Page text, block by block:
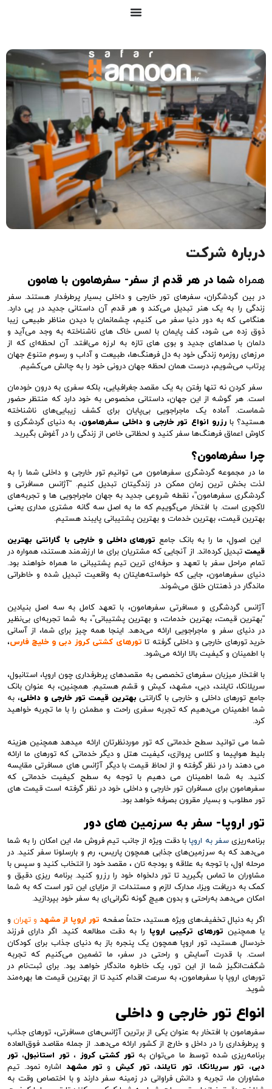
درباره شرکت
همراه شما در هر قدم از سفر- سفرهامون با هامون
در بین گردشگران، سفرهای تور خارجی و داخلی بسیار پرطرفدار هستند. سفر
زندگی را به یک هنر تبدیل می‌کند و هر قدم آن داستانی جدید در پی دارد.
هنگامی که به دور دنیا سفر می کنیم، چشمانمان با دیدن مناظر طبیعی زیبا
ذوق زده می شود، کف پایمان با لمس خاک های ناشناخته به وجد می‌آید و
دلمان با صداهای جدید و بوی های تازه به لرزه می‌افتد. آن لحظه‌ای که از
مرزهای روزمره زندگی خود به دل فرهنگ‌ها، طبیعت‌ و آداب و رسوم‌ متنوع جهان
پرتاب می‌شویم، درست همان لحظه جهان درونی خود را به چالش می‌کشیم.
سفر کردن نه تنها رفتن به یک مقصد جغرافیایی، بلکه سفری به درون خودمان
است. هر گوشه از این جهان، داستانی مخصوص به خود دارد که منتظر حضور
شماست. آماده یک ماجراجویی بی‌پایان برای کشف زیبایی‌های ناشناخته
هستید؟ بارزرو انواع تور خارجی و داخلی سفرهامون، به دنیای گردشگری و
کاوش اعماق فرهنگ‌ها سفر کنید و لحظاتی خاص از زندگی را در آغوش بگیرید.
چرا سفرهامون؟
ما در مجموعه گردشگری سفرهامون می توانیم تور خارجی و داخلی شما را به
لذت بخش ترین زمان ممکن در زندگیتان تبدیل کنیم. “آژانس مسافرتی و
گردشگری سفرهامون”، نقطه شروعی جدید به جهان ماجراجویی ها و تجربه‌های
لاکچری است. با افتخار می‌گوییم که ما به اصل سه گانه مشتری مداری یعنی
بهترین قیمت، بهترین خدمات و بهترین پشتیبانی پایبند هستیم.
این اصول، ما را به بانک جامع تورهای داخلی و خارجی با گارانتی بهترین
قیمت تبدیل کرده‌اند. از آنجایی که مشتریان برای ما ارزشمند هستند، همواره در
تمام مراحل سفر با تعهد و حرفه‌ای ترین تیم پشتیبانی ما همراه خواهند بود.
دنیای سفرهامون، جایی که خواسته‌هایتان به واقعیت تبدیل شده و خاطراتی
ماندگار در ذهنتان خلق می‌شوند.
آژانس گردشگری و مسافرتی سفرهامون، با تعهد کامل به سه اصل بنیادین
“بهترین قیمت، بهترین خدمات، و بهترین پشتیبانی”، به شما تجربه‌ای بی‌نظیر
در دنیای سفر و ماجراجویی ارائه می‌دهد. اینجا همه چیز برای شما، از آسانی
خرید تورهای خارجی و داخلی گرفته تا تورهای کشتی کروز دبی و خلیج فارس،
با اطمینان و کیفیت بالا ارائه می‌شود.
با افتخار میزبان سفرهای تخصصی به مقصدهای پرطرفداری چون اروپا، استانبول،
سریلانکا، تایلند، دبی، مشهد، کیش و قشم هستیم. همچنین، به عنوان بانک
جامع تورهای داخلی و خارجی با گارانتی بهترین قیمت تور خارجی و داخلی، به
شما اطمینان می‌دهیم که تجربه سفری راحت و مطمئن را با ما تجربه خواهید
کرد.
شما می توانید سطح خدماتی که تور موردنظرتان ارائه میدهد همچنین هزینه
بلیط هواپیما و کلاس پروازی، کیفیت هتل و دیگر خدماتی که تورهای ما ارائه
می دهند را در نظر گرفته و از لحاظ قیمت با دیگر آژانس های مسافرتی مقایسه
کنید. به شما اطمینان می دهیم با توجه به سطح کیفیت خدماتی که
سفرهامون برای مسافران تور خارجی و داخلی خود در نظر گرفته است قیمت های
تور مطلوب و بسیار مقرون بصرفه خواهد بود.
تور اروپا- سفر به سرزمین های دور
برنامه‌ریزیسفر به اروپابا دقت ویژه از جانب تیم فروش ما، این امکان را به شما
می‌دهد که به سرزمین‌های جذابی همچون پاریس، رم و بارسلونا سفر کنید. در
مرحله اول، با توجه به علاقه و بودجه تان ، مقصد خود را انتخاب کنید و سپس با
مشاوران ما تماس بگیرید تا تور دلخواه خود را رزرو کنید. برنامه ریزی دقیق و
کمک به دریافت ویزا، مدارک لازم و مستندات از مزایای این تور است که به شما
امکان می‌دهد به‌راحتی و بدون هیچ گونه نگرانی‌ای به سفر خود بپردازید.
اگر به دنبال تخفیف‌های ویژه هستید، حتماً صفحه تور اروپا از مشهدو تهرانو
یا همچنین تورهای ترکیبی اروپا را به دقت مطالعه کنید. اگر دارای فرزند
خردسال هستید، تور اروپا همچون یک پنجره باز به دنیای جذاب برای کودکان
است. با قدرت آسایش و راحتی در سفر، ما تضمین می‌کنیم که تجربه
شگفت‌انگیز شما از این تور، یک خاطره ماندگار خواهد بود. برای ثبت‌نام در
تورهای اروپا با سفرهامون، به سرعت اقدام کنید تا از بهترین قیمت ها بهره‌مند
شوید.
انواع تور خارجی و داخلی
سفرهامون با افتخار به عنوان یکی از برترین آژانس‌های مسافرتی، تورهای جذاب
و پرطرفداری را در داخل و خارج از کشور ارائه می‌دهد. از جمله مقاصد فوق‌العاده
برنامه‌ریزی شده توسط ما می‌توان به تور کشتی کروز ، تور استانبول، تور
دبی، تور سریلانکا، تور تایلند، تور کیش و تور مشهد اشاره نمود. تیم
مشاوران ما، تجربه و دانش فراوانی در زمینه سفر دارند و با اختصاص وقت به